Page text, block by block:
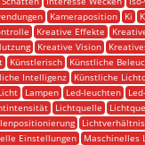
Kameraposition Ki
Kreative Effekte
Kreative Vision
Künstlerisch
Künstliche
Intelligenz
Künstliche
Lampen Led-leuchten
Lichtquelle
Einstellungen
Maschinelles